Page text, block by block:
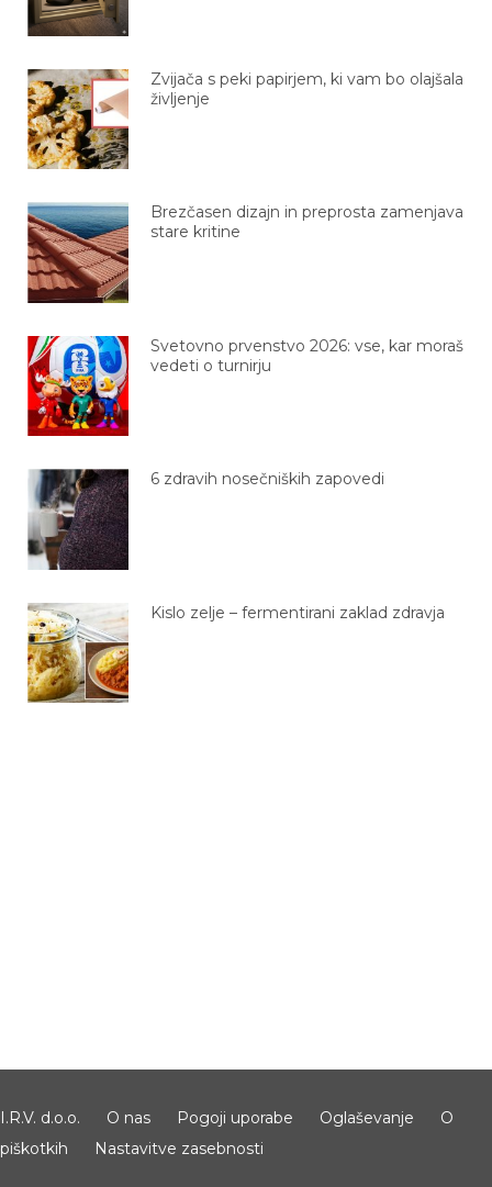
Zvijača s peki papirjem, ki vam bo olajšala
življenje
Brezčasen dizajn in preprosta zamenjava
stare kritine
Svetovno prvenstvo 2026: vse, kar moraš
vedeti o turnirju
6 zdravih nosečniških zapovedi
Kislo zelje – fermentirani zaklad zdravja
I.R.V. d.o.o. O nas Pogoji uporabe Oglaševanje
O
piškotkih
Nastavitve zasebnosti